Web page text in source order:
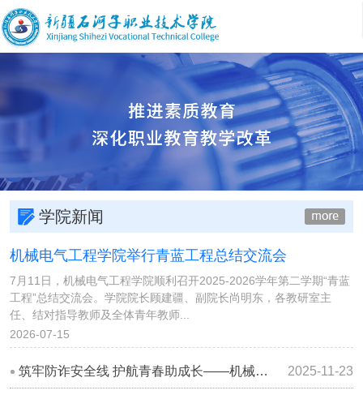
学院新闻
机械电气工程学院举行青蓝工程总结交流会
7月11日，机械电气工程学院顺利召开2025-2026学年第二学期“青蓝
工程”总结交流会。学院院长顾建疆、副院长尚明东，各教研室主
任、结对指导教师及全体青年教师...
2026-07-15
筑牢防诈安全线 护航青春助成长——机械电气工程学院开展防范网络电信诈骗专题讲座 2025-11-23